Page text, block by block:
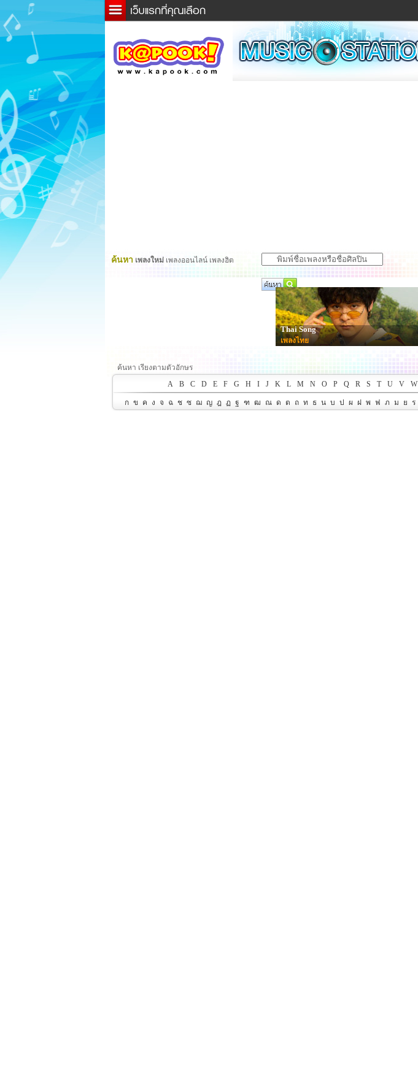
ข่าวด่วน ข่าวสั้น
ละคร
หนังใหม่
หมากรุกไทย
ค้นหา เพลงใหม่ เพลงออนไลน์ เพลงฮิต
Thai Song
เพลงไทย
ค้นหา เรียงตามตัวอักษร
A
B C D E F G H I J K L M N O P Q R S T U V W
ก ข ค ง จ ฉ ช ซ ฌ ญ ฎ ฏ ฐ ฑ ฒ ณ ด ต ถ ท ธ น บ ป ผ ฝ พ ฟ ภ ม ย ร